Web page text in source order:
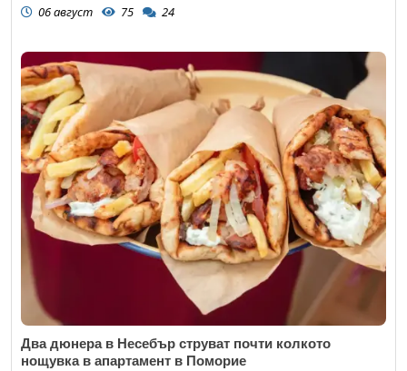
06 август 75 24
Два дюнера в Несебър струват почти колкото
нощувка в апартамент в Поморие